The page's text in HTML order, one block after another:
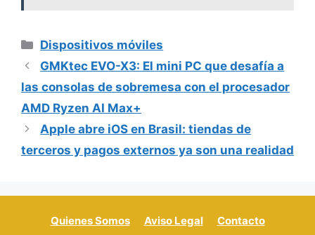
Categorías
Dispositivos móviles
GMKtec EVO-X3: El mini PC que desafía a
las consolas de sobremesa con el procesador
AMD Ryzen AI Max+
Apple abre iOS en Brasil: tiendas de
terceros y pagos externos ya son una realidad
Quienes Somos Aviso Legal Contacto